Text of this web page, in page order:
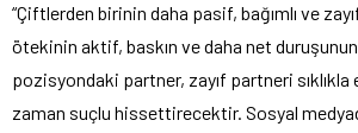
“Çiftlerden birinin daha pasif, bağımlı ve
ötekinin aktif, baskın ve daha net
pozisyondaki partner, zayıf partneri
zaman suçlu hissettirecektir. Sosyal